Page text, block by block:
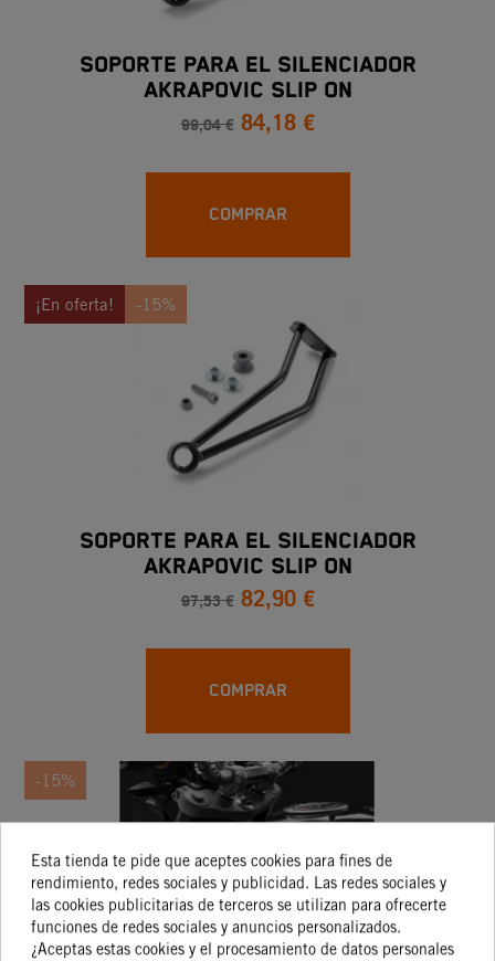
SOPORTE PARA EL SILENCIADOR
AKRAPOVIC SLIP ON
99,04 € 84,18 €
COMPRAR
¡En oferta! -15%
SOPORTE PARA EL SILENCIADOR
AKRAPOVIC SLIP ON
97,53 € 82,90 €
COMPRAR
-15%
Esta tienda te pide que aceptes cookies para fines de
rendimiento, redes sociales y publicidad. Las redes sociales y
las cookies publicitarias de terceros se utilizan para ofrecerte
funciones de redes sociales y anuncios personalizados.
¿Aceptas estas cookies y el procesamiento de datos personales